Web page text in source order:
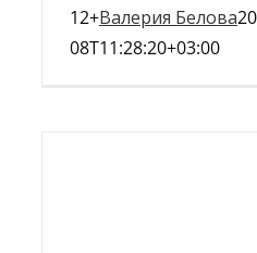
12+Валерия Белова
08T11:28:20+03:00